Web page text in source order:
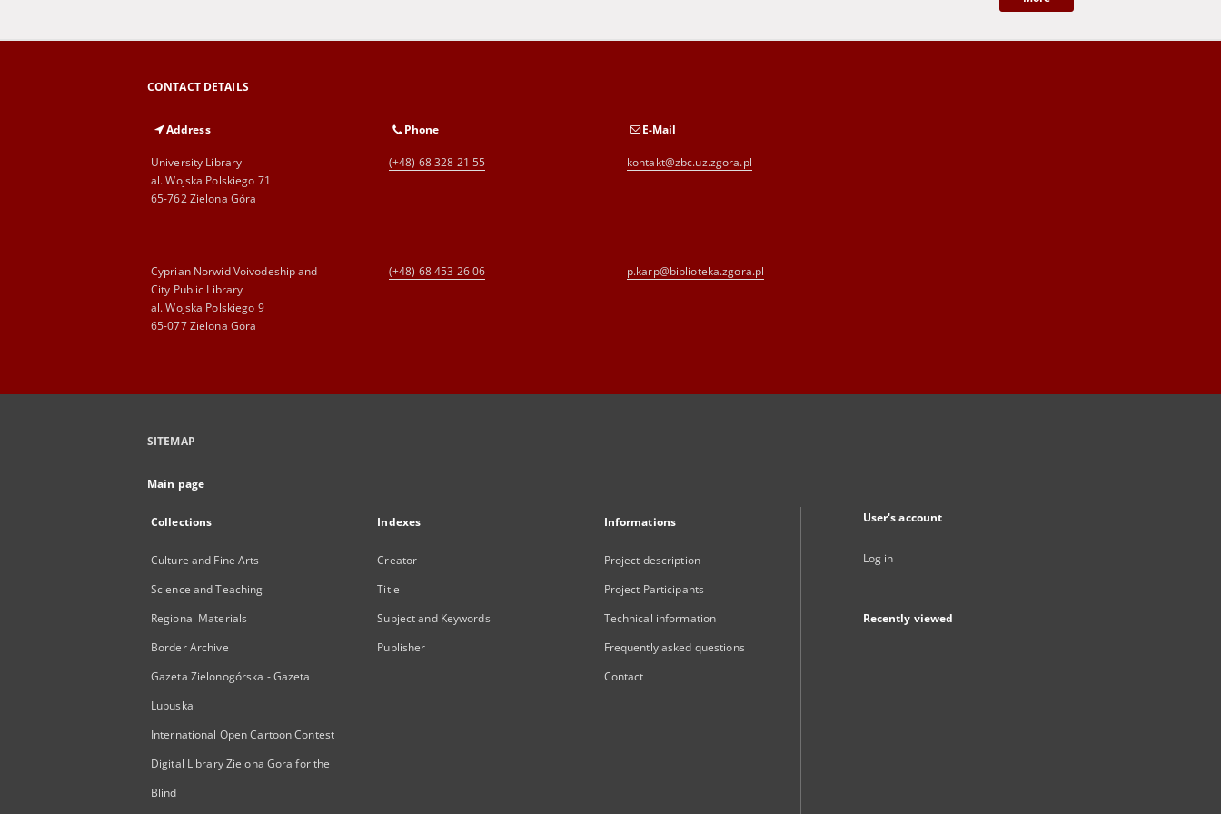
CONTACT DETAILS
Address
University Library
al. Wojska Polskiego 71
65-762 Zielona Góra
Phone
(+48) 68 328 21 55
E-Mail
kontakt@zbc.uz.zgora.pl
Cyprian Norwid Voivodeship and
City Public Library
al. Wojska Polskiego 9
65-077 Zielona Góra
(+48) 68 453 26 06 p.karp@biblioteka.zgora.pl
SITEMAP
Main page
Collections
Culture and Fine Arts
Science and Teaching
Regional Materials
Border Archive
Gazeta Zielonogórska - Gazeta
Lubuska
International Open Cartoon Contest
Digital Library Zielona Gora for the
Blind
Indexes
Creator
Title
Subject and Keywords
Publisher
Informations
Project description
Project Participants
Technical information
Frequently asked questions
Contact
User's account
Log in
Recently viewed